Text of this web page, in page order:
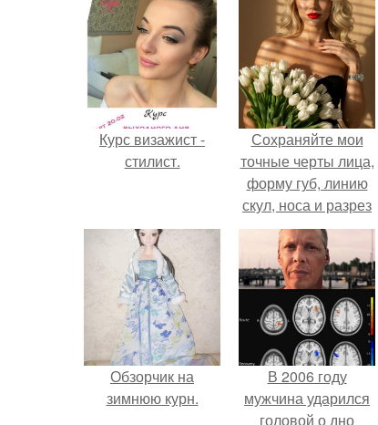
Курс визажист -
стилист.
Сохраняйте мои
точные черты лица,
форму губ, линию
скул, носа и разрез
глаз.
Обзорчик на
зимнюю курн.
В 2006 году
мужчина ударился
головой о дно